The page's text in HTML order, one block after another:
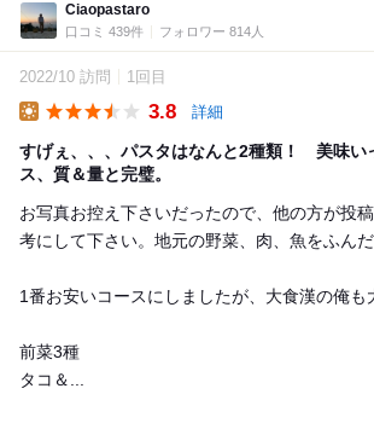
Ciaopastaro
口コミ 439件 フォロワー 814人
2022/10 訪問 1回目
3.8 詳細
すげぇ、、、パスタはなんと2種類！ 美味い
ス、質＆量と完璧。
お写真お控え下さいだったので、他の方が投
考にして下さい。地元の野菜、肉、魚をふんだ
1番お安いコースにしましたが、大食漢の俺も
前菜3種
タコ＆...